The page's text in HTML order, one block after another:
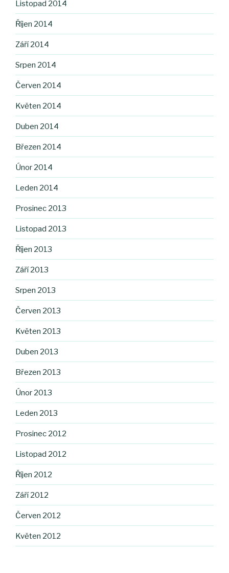
Listopad 2014
Říjen 2014
Září 2014
Srpen 2014
Červen 2014
Květen 2014
Duben 2014
Březen 2014
Únor 2014
Leden 2014
Prosinec 2013
Listopad 2013
Říjen 2013
Září 2013
Srpen 2013
Červen 2013
Květen 2013
Duben 2013
Březen 2013
Únor 2013
Leden 2013
Prosinec 2012
Listopad 2012
Říjen 2012
Září 2012
Červen 2012
Květen 2012